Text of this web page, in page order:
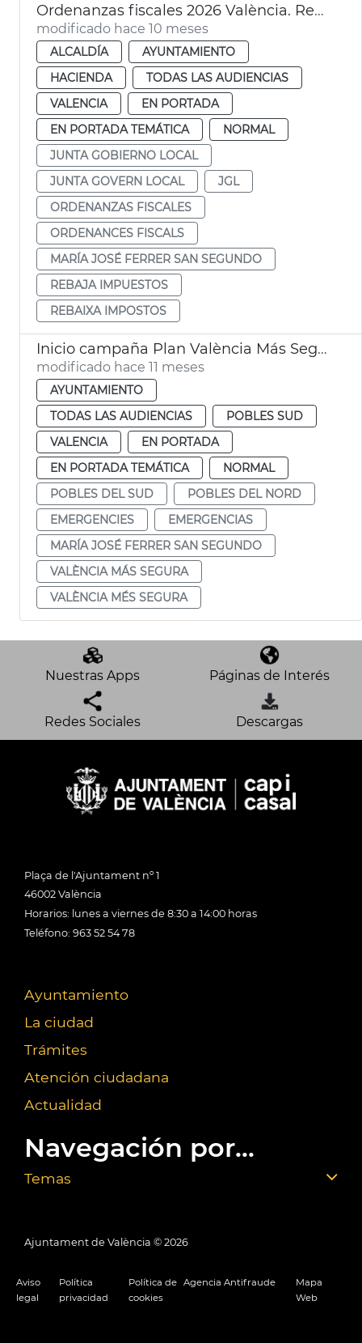
Ordenanzas fiscales 2026 València. Rebaja impuestos
modificado hace 10 meses
ALCALDÍA
AYUNTAMIENTO
HACIENDA
TODAS LAS AUDIENCIAS
VALENCIA
EN PORTADA
EN PORTADA TEMÁTICA
NORMAL
JUNTA GOBIERNO LOCAL
JUNTA GOVERN LOCAL
JGL
ORDENANZAS FISCALES
ORDENANCES FISCALS
MARÍA JOSÉ FERRER SAN SEGUNDO
REBAJA IMPUESTOS
REBAIXA IMPOSTOS
Inicio campaña Plan València Más Segura en pedanías
modificado hace 11 meses
AYUNTAMIENTO
TODAS LAS AUDIENCIAS
POBLES SUD
VALENCIA
EN PORTADA
EN PORTADA TEMÁTICA
NORMAL
POBLES DEL SUD
POBLES DEL NORD
EMERGENCIES
EMERGENCIAS
MARÍA JOSÉ FERRER SAN SEGUNDO
VALÈNCIA MÁS SEGURA
VALÈNCIA MÉS SEGURA
Nuestras Apps Páginas de Interés
Redes Sociales Descargas
Plaça de l'Ajuntament nº 1
46002 València
Horarios: lunes a viernes de 8:30 a 14:00 horas
Teléfono: 963 52 54 78
Ayuntamiento
La ciudad
Trámites
Atención ciudadana
Actualidad
Navegación por...
Temas
Ajuntament de València © 2026
Aviso
legal
Política
privacidad
Política de
cookies
Agencia Antifraude
Mapa
Web